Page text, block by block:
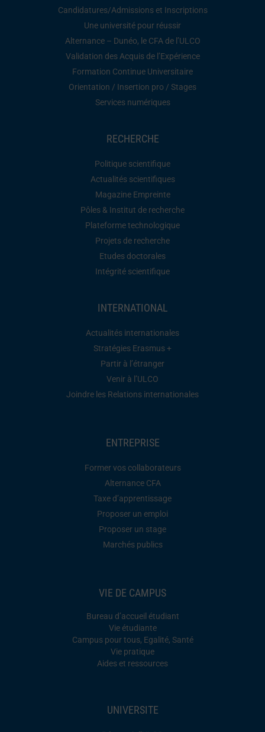
Candidatures/Admissions et Inscriptions
Une université pour réussir
Alternance – Dunéo, le CFA de l’ULCO
Validation des Acquis de l’Expérience
Formation Continue Universitaire
Orientation / Insertion pro / Stages
Services numériques
RECHERCHE
Politique scientifique
Actualités scientifiques
Magazine Empreinte
Pôles & Institut de recherche
Plateforme technologique
Projets de recherche
Etudes doctorales
Intégrité scientifique
INTERNATIONAL
Actualités internationales
Stratégies Erasmus +
Partir à l’étranger
Venir à l’ULCO
Joindre les Relations internationales
ENTREPRISE
Former vos collaborateurs
Alternance CFA
Taxe d’apprentissage
Proposer un emploi
Proposer un stage
Marchés publics
VIE DE CAMPUS
Bureau d’accueil étudiant
Vie étudiante
Campus pour tous, Egalité, Santé
Vie pratique
Aides et ressources
UNIVERSITE